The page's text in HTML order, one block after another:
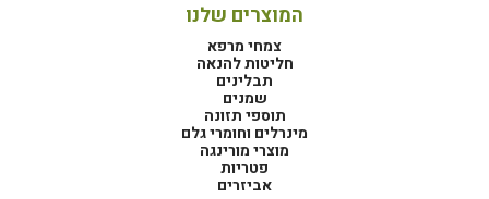
המוצרים שלנו
צמחי מרפא
חליטות להנאה
תבלינים
שמנים
תוספי תזונה
מינרלים וחומרי גלם
מוצרי מורינגה
פטריות
אביזרים